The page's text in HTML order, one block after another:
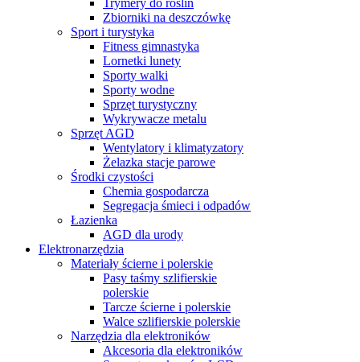
Zbiorniki na deszczówkę
Sport i turystyka
Fitness gimnastyka
Lornetki lunety
Sporty walki
Sporty wodne
Sprzęt turystyczny
Wykrywacze metalu
Sprzęt AGD
Wentylatory i klimatyzatory
Żelazka stacje parowe
Środki czystości
Chemia gospodarcza
Segregacja śmieci i odpadów
Łazienka
AGD dla urody
Elektronarzędzia
Materiały ścierne i polerskie
Pasy taśmy szlifierskie
polerskie
Tarcze ścierne i polerskie
Walce szlifierskie polerskie
Narzędzia dla elektroników
Akcesoria dla elektroników